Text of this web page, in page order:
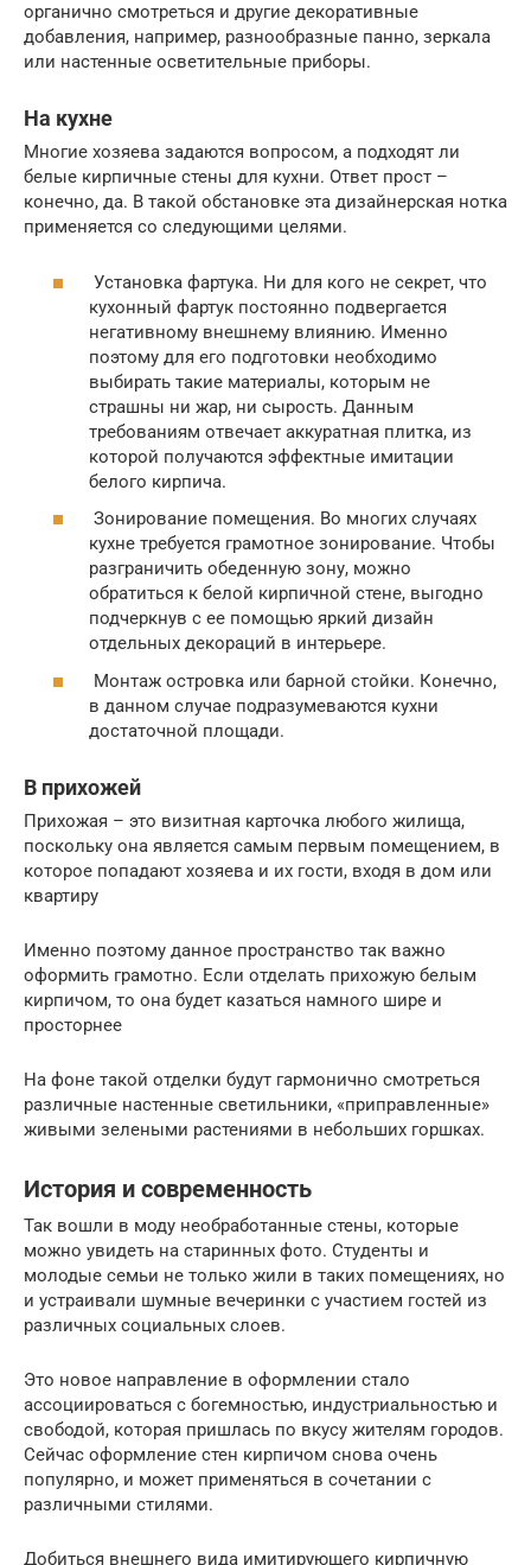
органично смотреться и другие декоративные
добавления, например, разнообразные панно, зеркала
или настенные осветительные приборы.
На кухне
Многие хозяева задаются вопросом, а подходят ли
белые кирпичные стены для кухни. Ответ прост –
конечно, да. В такой обстановке эта дизайнерская нотка
применяется со следующими целями.
Установка фартука. Ни для кого не секрет, что
кухонный фартук постоянно подвергается
негативному внешнему влиянию. Именно
поэтому для его подготовки необходимо
выбирать такие материалы, которым не
страшны ни жар, ни сырость. Данным
требованиям отвечает аккуратная плитка, из
которой получаются эффектные имитации
белого кирпича.
Зонирование помещения. Во многих случаях
кухне требуется грамотное зонирование. Чтобы
разграничить обеденную зону, можно
обратиться к белой кирпичной стене, выгодно
подчеркнув с ее помощью яркий дизайн
отдельных декораций в интерьере.
Монтаж островка или барной стойки. Конечно,
в данном случае подразумеваются кухни
достаточной площади.
В прихожей
Прихожая – это визитная карточка любого жилища,
поскольку она является самым первым помещением, в
которое попадают хозяева и их гости, входя в дом или
квартиру
Именно поэтому данное пространство так важно
оформить грамотно. Если отделать прихожую белым
кирпичом, то она будет казаться намного шире и
просторнее
На фоне такой отделки будут гармонично смотреться
различные настенные светильники, «приправленные»
живыми зелеными растениями в небольших горшках.
История и современность
Так вошли в моду необработанные стены, которые
можно увидеть на старинных фото. Студенты и
молодые семьи не только жили в таких помещениях, но
и устраивали шумные вечеринки с участием гостей из
различных социальных слоев.
Это новое направление в оформлении стало
ассоциироваться с богемностью, индустриальностью и
свободой, которая пришлась по вкусу жителям городов.
Сейчас оформление стен кирпичом снова очень
популярно, и может применяться в сочетании с
различными стилями.
Добиться внешнего вида имитирующего кирпичную